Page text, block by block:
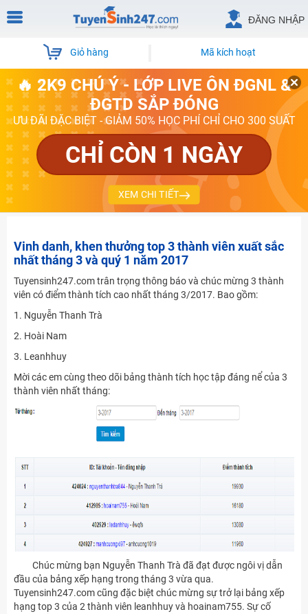
ĐĂNG NHẬP
Giỏ hàng Mã kích hoạt
🔥 2K9 CHÚ Ý - LỚP LIVE ÔN ĐGNL &
ĐGTD SẮP ĐÓNG
ƯU ĐÃI ĐẶC BIỆT - GIẢM 50% HỌC PHÍ CHỈ CHO 300 SUẤT
CHỈ CÒN 1 NGÀY
XEM CHI TIẾT
Vinh danh, khen thưởng top 3 thành viên xuất sắc
nhất tháng 3 và quý 1 năm 2017
Tuyensinh247.com trân trọng thông báo và chúc mừng 3 thành
viên có điểm thành tích cao nhất tháng 3/2017. Bao gồm:
1. Nguyễn Thanh Trà
2. Hoài Nam
3. Leanhhuy
Mời các em cùng theo dõi bảng thành tích học tập đáng nể của 3
thành viên nhất tháng:
Chúc mừng bạn Nguyễn Thanh Trà đã đạt được ngôi vị dẫn
đầu của bảng xếp hạng trong tháng 3 vừa qua.
Tuyensinh247.com cũng đặc biệt chúc mừng sự trở lại bảng xếp
hạng top 3 của 2 thành viên leanhhuy và hoainam755. Sự cố